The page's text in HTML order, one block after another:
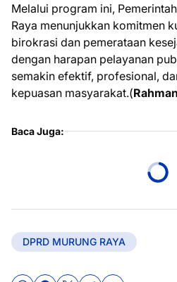
Melalui program ini,
Raya menunjukkan komitmen
birokrasi dan pemerataan
dengan harapan pelayanan
semakin efektif, profesional,
kepuasan masyarakat.(Rahman
Baca Juga:
DPRD MURUNG RAYA